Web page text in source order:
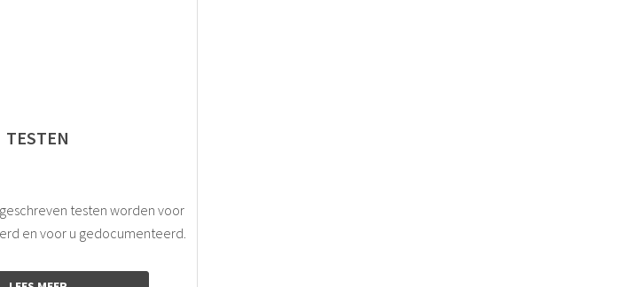
TESTEN
testen worden voor
en voor u gedocumenteerd.